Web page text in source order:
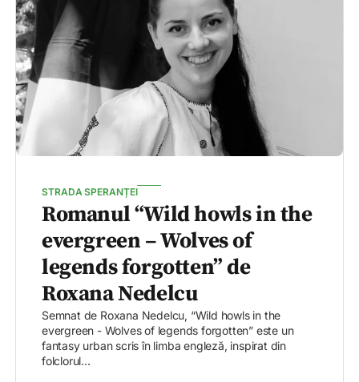
STRADA SPERANȚEI
Romanul “Wild howls in the
evergreen – Wolves of
legends forgotten” de
Roxana Nedelcu
Semnat de Roxana Nedelcu, “Wild howls in the
evergreen - Wolves of legends forgotten” este un
fantasy urban scris în limba engleză, inspirat din
folclorul...